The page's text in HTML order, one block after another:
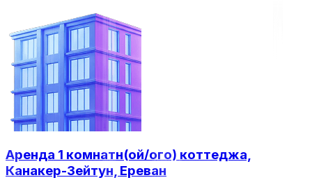
Аренда 1 комнатн(ой/ого) коттеджа,
Канакер-Зейтун, Ереван